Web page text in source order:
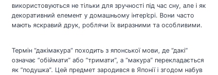
використовуються не тільки для зручності під час сну, але і як
декоративний елемент у домашньому інтер’єрі. Вони часто
мають яскравий друк, роблячи їх виразними та особливими.
Термін “дакімакура” походить з японської мови, де “дакі”
означає “обіймати” або “тримати”, а “макура” перекладається
як “подушка”. Цей предмет зародився в Японії і згодом набув